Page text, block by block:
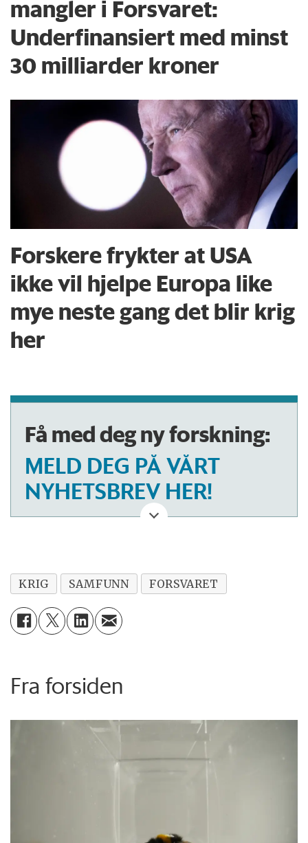
mangler i Forsvaret:
Underfinansiert med minst
30 milliarder kroner
Forskere frykter at USA
ikke vil hjelpe Europa like
mye neste gang det blir krig
her
Få med deg ny forskning:
MELD DEG PÅ VÅRT
NYHETSBREV HER!
KRIG SAMFUNN FORSVARET
Fra forsiden